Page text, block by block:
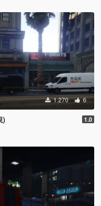
1.270 6
) 1.0